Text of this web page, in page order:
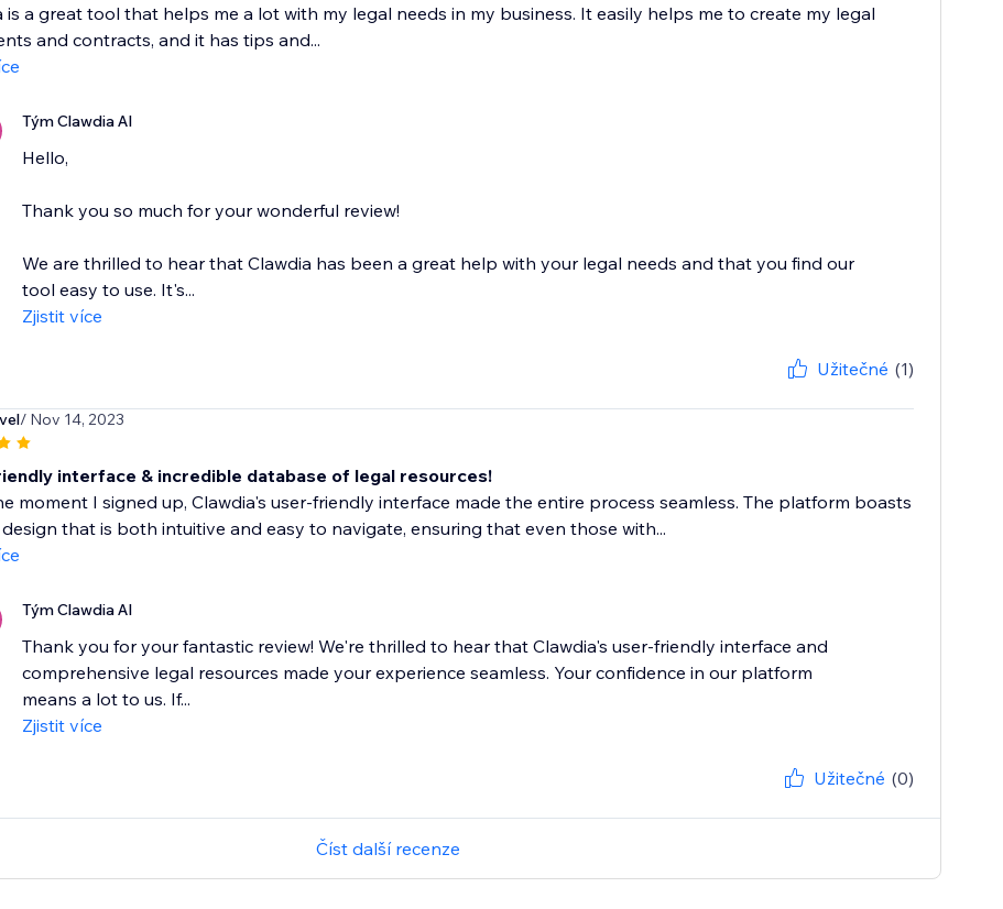
is a great tool that helps me a lot with my legal needs in my business. It easily helps me to create my legal
and contracts, and it has tips and...
Tým Clawdia AI
Hello,
Thank you so much for your wonderful review!
We are thrilled to hear that Clawdia has been a great help with your legal needs and that you find our
tool easy to use. It's...
Zjistit více
Užitečné (1)
/ Nov 14, 2023
interface & incredible database of legal resources!
moment I signed up, Clawdia's user-friendly interface made the entire process seamless. The platform boasts
that is both intuitive and easy to navigate, ensuring that even those with...
Tým Clawdia AI
Thank you for your fantastic review! We're thrilled to hear that Clawdia's user-friendly interface and
comprehensive legal resources made your experience seamless. Your confidence in our platform
means a lot to us. If...
Zjistit více
Užitečné (0)
Číst další recenze